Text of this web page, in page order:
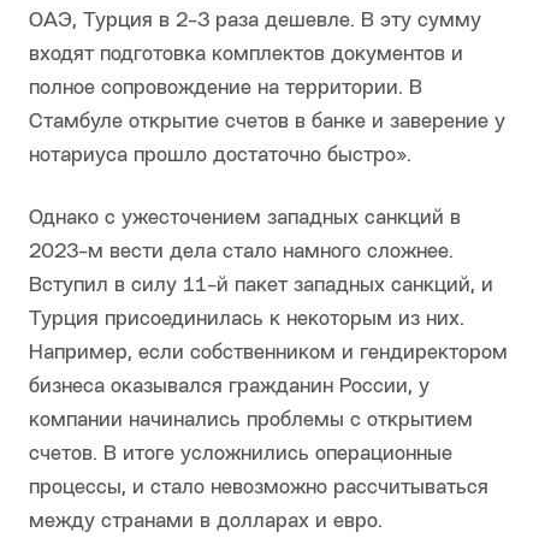
ОАЭ, Турция в 2-3 раза дешевле. В эту сумму
входят подготовка комплектов документов и
полное сопровождение на территории. В
Стамбуле открытие счетов в банке и заверение у
нотариуса прошло достаточно быстро».
Однако с ужесточением западных санкций в
2023-м вести дела стало намного сложнее.
Вступил в силу 11-й пакет западных санкций, и
Турция присоединилась к некоторым из них.
Например, если собственником и гендиректором
бизнеса оказывался гражданин России, у
компании начинались проблемы с открытием
счетов. В итоге усложнились операционные
процессы, и стало невозможно рассчитываться
между странами в долларах и евро.